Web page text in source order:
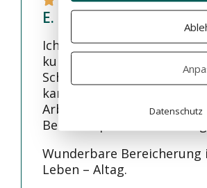
E. B.
Ich bin sehr Dankbar.
kurzer Zeit auf einer ifibr
Schlafauflage sehr gut u.
kann sich nach einen langen
Arbeitstag in kürze
Belastunqsschmerzen
Wunderbare Bereicherung
Leben – Altag.
Datenschutz